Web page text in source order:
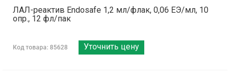
ЛАЛ-реактив Endosafe 1,2 мл/флак, 0,06 ЕЭ/мл, 10
опр., 12 фл/пак
Код товара: 85628 Уточнить цену